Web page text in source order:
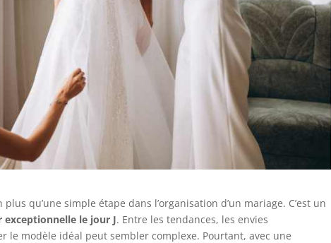
qu’une simple étape dans l’organisation d’un mariage. C’est un
exceptionnelle le jour J. Entre les tendances, les envies
modèle idéal peut sembler complexe. Pourtant, avec une